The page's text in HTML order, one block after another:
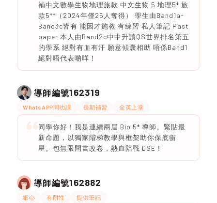
補中文數學生物地理旅款 中文生物 5 地理5* 旅
款5**（2024年僅26人奪得） 學生由Band1a-
Band3c皆有 能因才施教 有練習 私人筆記 Past
paper 本人由Band2c中中升讀QS世界排名第五
的學系 絕對有血有汗 願意傾囊相助 唔係Band1
絕對唔代表啲咩！
導師編號162319
WhatsAPP問功課 長期補習 全英上堂
同學你好！我是連續兩屆 Bio 5* 導師。緊貼最
新命題，以獨家階梯教學與框架助你保底衝
星。包無限問書改卷，熱血陪戰 DSE！
導師編號162882
細心 有耐性 提供筆記